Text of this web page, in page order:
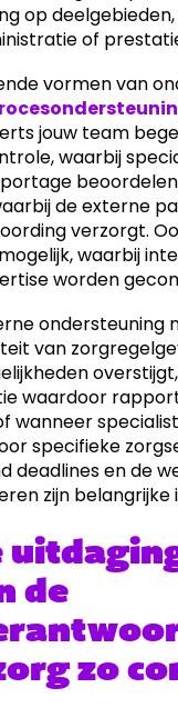
op deelgebieden,
of
vormen van
jouw team
waarbij
de externe
verzorgt.
waarbij
worden
ondersteuning
van
waardoor
wanneer
specifieke
deadlines en de
zijn belangrijke
de
zo